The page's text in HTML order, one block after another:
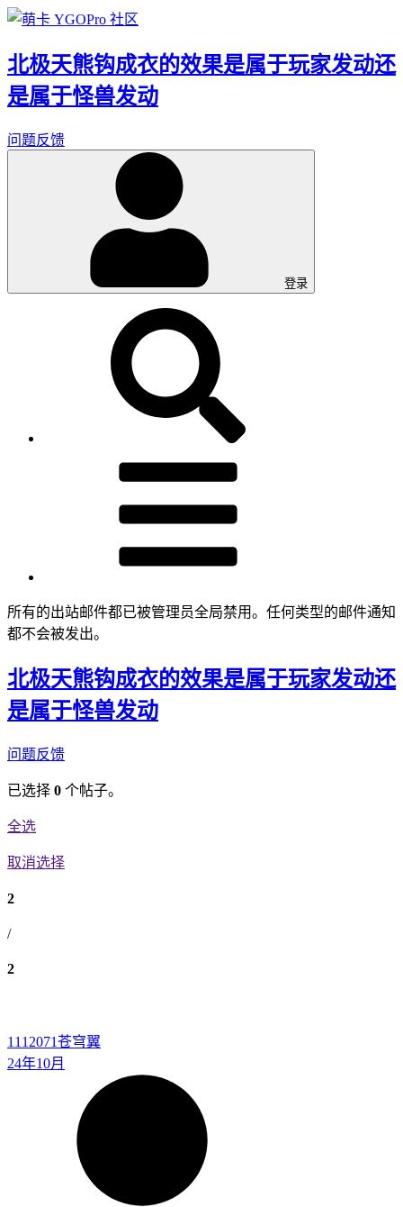
北极天熊钩成衣的效果是属于玩家发动还
是属于怪兽发动
问题反馈
登录
所有的出站邮件都已被管理员全局禁用。任何类型的邮件通知
都不会被发出。
北极天熊钩成衣的效果是属于玩家发动还
是属于怪兽发动
问题反馈
已选择 0 个帖子。
全选
取消选择
2
/
2
1112071苍穹翼
24年10月